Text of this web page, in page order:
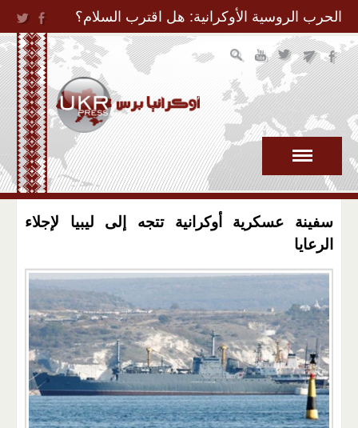
Jump to Navigation
الحرب الروسية الأوكرانية: هل اقترب السلام؟
سفينة عسكرية أوكرانية تتجه إلى ليبيا لإجلاء
الرعايا